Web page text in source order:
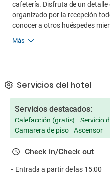
cafetería. Disfruta de un
organizado por la recepción
conocer a otros huéspedes
Más
Servicios del hotel
Servicios destacados:
Calefacción (gratis)
Servicio
Camarera de piso
Ascensor
Check-in/Check-out
Entrada a partir de las 15:00